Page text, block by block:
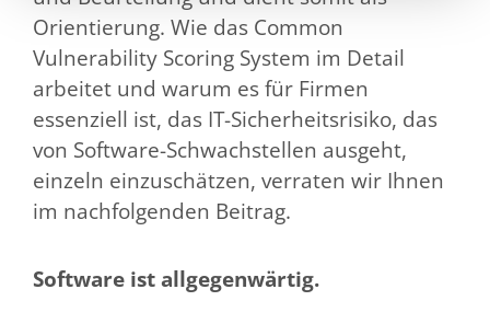
Orientierung. Wie das Common
Vulnerability Scoring System im Detail
arbeitet und warum es für Firmen
essenziell ist, das IT-Sicherheitsrisiko, das
von Software-Schwachstellen ausgeht,
einzeln einzuschätzen, verraten wir Ihnen
im nachfolgenden Beitrag.
Software ist allgegenwärtig.